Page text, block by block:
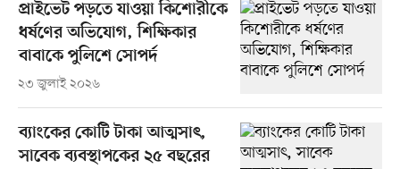
প্রাইভেট পড়তে যাওয়া কিশোরীকে
ধর্ষণের অভিযোগ, শিক্ষিকার
বাবাকে পুলিশে সোপর্দ
২৩ জুলাই ২০২৬
ব্যাংকের কোটি টাকা আত্মসাৎ,
সাবেক ব্যবস্থাপকের ২৫ বছরের